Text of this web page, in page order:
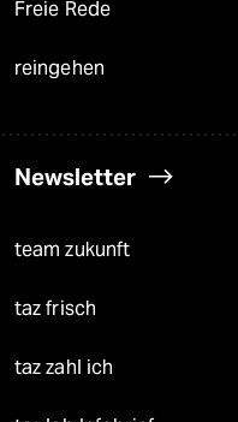
Freie Rede
reingehen
Newsletter
team zukunft
taz frisch
taz zahl ich